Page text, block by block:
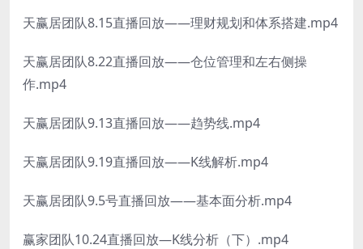
天赢居团队8.15直播回放——理财规划和体系搭建.mp4
天赢居团队8.22直播回放——仓位管理和左右侧操
作.mp4
天赢居团队9.13直播回放——趋势线.mp4
天赢居团队9.19直播回放——K线解析.mp4
天赢居团队9.5号直播回放——基本面分析.mp4
赢家团队10.24直播回放—K线分析（下）.mp4